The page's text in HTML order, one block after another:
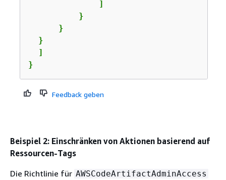
              ]
          }
      }
  }
  ]
}
Feedback geben
Beispiel 2: Einschränken von Aktionen basierend auf
Ressourcen-Tags
Die Richtlinie für AWSCodeArtifactAdminAccess